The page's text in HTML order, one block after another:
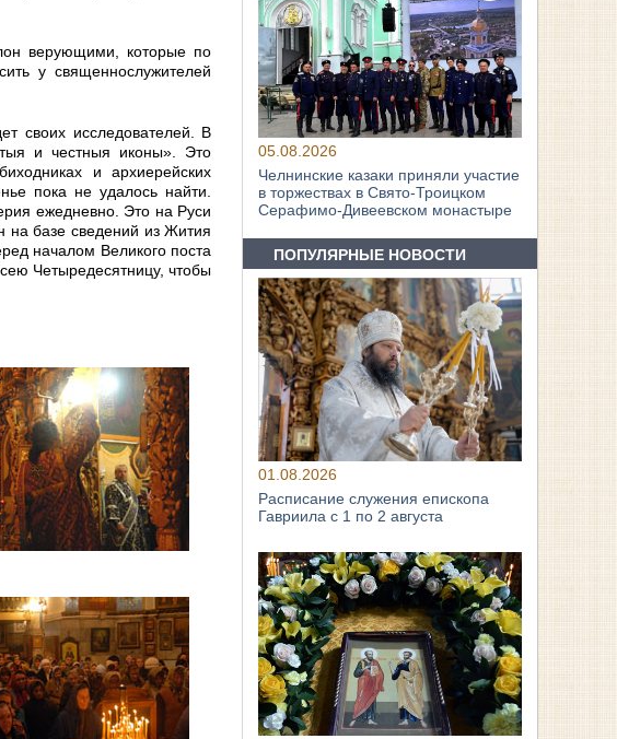
верующими, которые по
у священнослужителей
своих исследователей. В
и честныя иконы». Это
и архиерейских
пока не удалось найти.
ежедневно. Это на Руси
на базе сведений из Жития
началом Великого поста
Четыредесятницу, чтобы
05.08.2026
Челнинские казаки приняли участие
в торжествах в Свято‑Троицком
Серафимо‑Дивеевском монастыре
ПОПУЛЯРНЫЕ НОВОСТИ
01.08.2026
Расписание служения епископа
Гавриила с 1 по 2 августа